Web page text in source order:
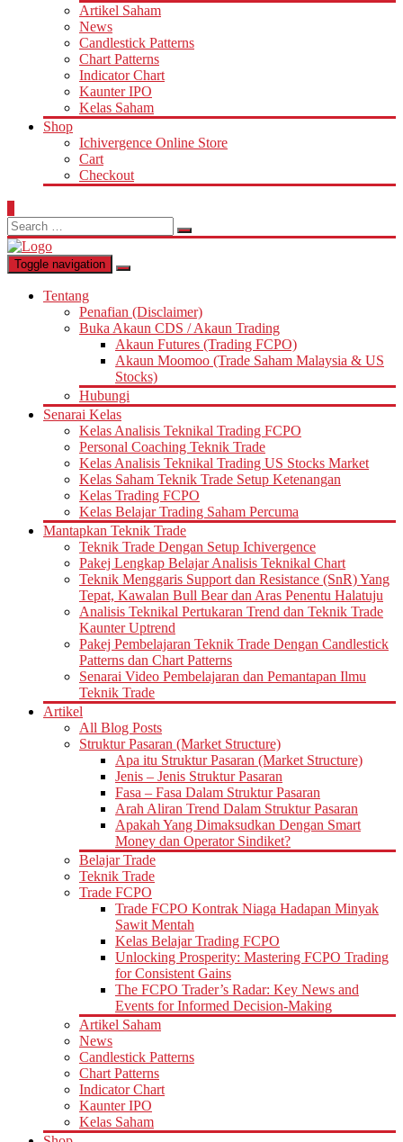
Artikel Saham
News
Candlestick Patterns
Chart Patterns
Indicator Chart
Kaunter IPO
Kelas Saham
Shop
Ichivergence Online Store
Cart
Checkout
Search
for:
Toggle navigation
Tentang
Penafian (Disclaimer)
Buka Akaun CDS / Akaun Trading
Akaun Futures (Trading FCPO)
Akaun Moomoo (Trade Saham Malaysia & US
Stocks)
Hubungi
Senarai Kelas
Kelas Analisis Teknikal Trading FCPO
Personal Coaching Teknik Trade
Kelas Analisis Teknikal Trading US Stocks Market
Kelas Saham Teknik Trade Setup Ketenangan
Kelas Trading FCPO
Kelas Belajar Trading Saham Percuma
Mantapkan Teknik Trade
Teknik Trade Dengan Setup Ichivergence
Pakej Lengkap Belajar Analisis Teknikal Chart
Teknik Menggaris Support dan Resistance (SnR) Yang
Tepat, Kawalan Bull Bear dan Aras Penentu Halatuju
Analisis Teknikal Pertukaran Trend dan Teknik Trade
Kaunter Uptrend
Pakej Pembelajaran Teknik Trade Dengan Candlestick
Patterns dan Chart Patterns
Senarai Video Pembelajaran dan Pemantapan Ilmu
Teknik Trade
Artikel
All Blog Posts
Struktur Pasaran (Market Structure)
Apa itu Struktur Pasaran (Market Structure)
Jenis – Jenis Struktur Pasaran
Fasa – Fasa Dalam Struktur Pasaran
Arah Aliran Trend Dalam Struktur Pasaran
Apakah Yang Dimaksudkan Dengan Smart
Money dan Operator Sindiket?
Belajar Trade
Teknik Trade
Trade FCPO
Trade FCPO Kontrak Niaga Hadapan Minyak
Sawit Mentah
Kelas Belajar Trading FCPO
Unlocking Prosperity: Mastering FCPO Trading
for Consistent Gains
The FCPO Trader’s Radar: Key News and
Events for Informed Decision-Making
Artikel Saham
News
Candlestick Patterns
Chart Patterns
Indicator Chart
Kaunter IPO
Kelas Saham